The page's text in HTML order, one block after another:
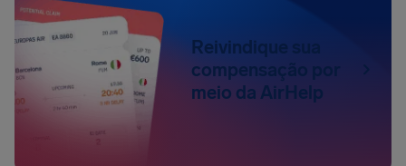
Reivindique sua
compensação por
meio da AirHelp